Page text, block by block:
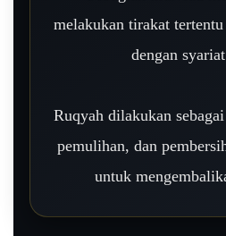
melakukan tirakat
dengan
Ruqyah dilakukan
pemulihan, dan
untuk